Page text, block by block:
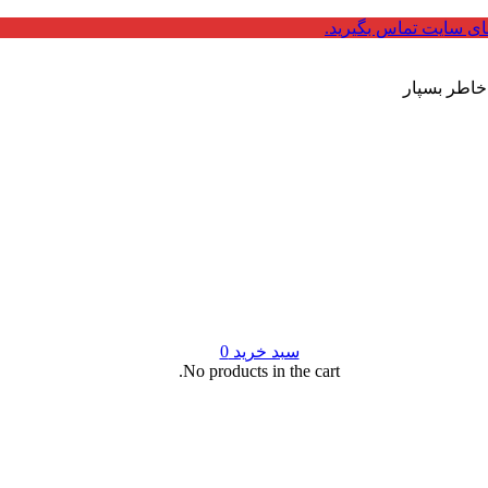
سایت تماس بگیرید.
بسپار
سبد خرید0
No products in the cart.